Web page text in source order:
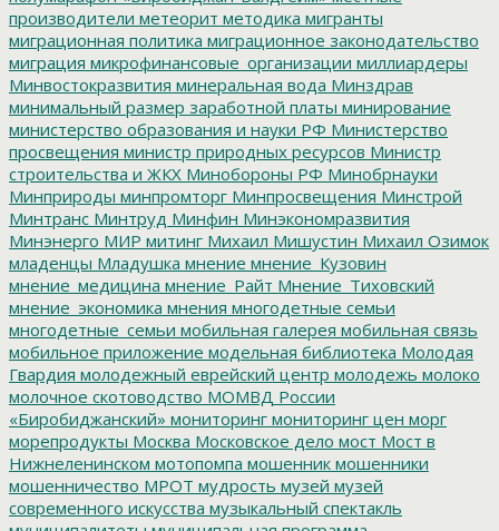
производители метеорит методика мигранты
миграционная политика миграционное законодательство
миграция микрофинансовые_организации миллиардеры
Минвостокразвития минеральная вода Минздрав
минимальный размер заработной платы минирование
министерство образования и науки РФ Министерство
просвещения министр природных ресурсов Министр
строительства и ЖКХ Минобороны РФ Минобрнауки
Минприроды минпромторг Минпросвещения Минстрой
Минтранс Минтруд Минфин Минэкономразвития
Минэнерго МИР митинг Михаил Мишустин Михаил Озимок
младенцы Младушка мнение мнение_Кузовин
мнение_медицина мнение_Райт Мнение_Тиховский
мнение_экономика мнения многодетные семьи
многодетные_семьи мобильная галерея мобильная связь
мобильное приложение модельная библиотека Молодая
Гвардия молодежный еврейский центр молодежь молоко
молочное скотоводство МОМВД России
«Биробиджанский» мониторинг мониторинг цен морг
морепродукты Москва Московское дело мост Мост в
Нижнеленинском мотопомпа мошенник мошенники
мошенничество МРОТ мудрость музей музей
современного искусства музыкальный спектакль